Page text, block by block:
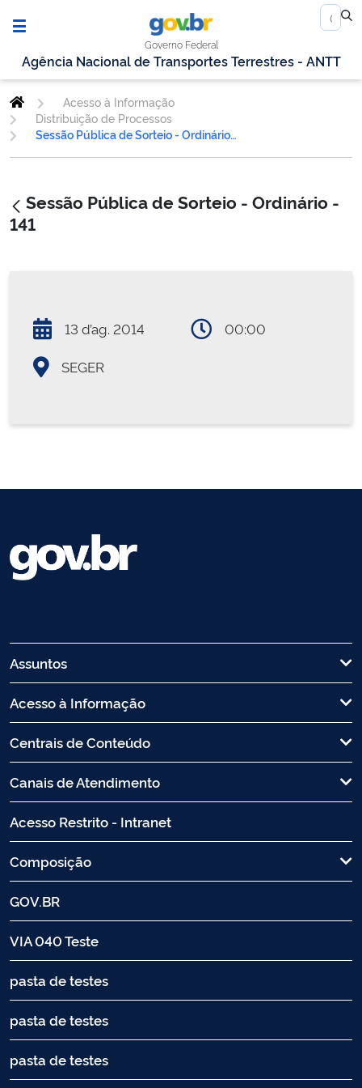
Governo Federal
Agência Nacional de Transportes Terrestres - ANTT
Acesso à Informação
Distribuição de Processos
Sessão Pública de Sorteio - Ordinário - 141
Sessão Pública de Sorteio - Ordinário -
141
13 d’ag. 2014 00:00
SEGER
Assuntos
Acesso à Informação
Centrais de Conteúdo
Canais de Atendimento
Acesso Restrito - Intranet
Composição
GOV.BR
VIA 040 Teste
pasta de testes
pasta de testes
pasta de testes